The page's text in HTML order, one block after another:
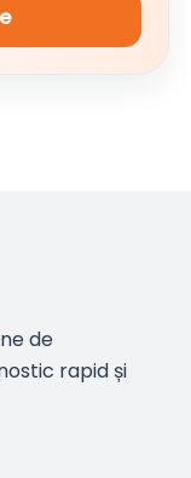
de
rapid și